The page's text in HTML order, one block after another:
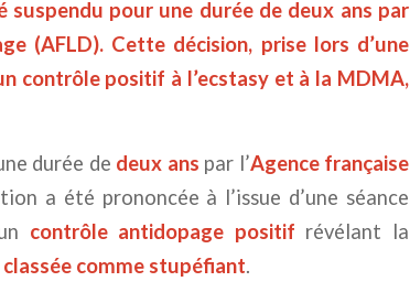
suspendu pour une durée de deux ans par
(AFLD). Cette décision, prise lors d’une
contrôle positif à l’ecstasy et à la MDMA,
durée de deux ans par l’Agence française
a été prononcée à l’issue d’une séance
contrôle antidopage positif révélant la
comme stupéfiant.